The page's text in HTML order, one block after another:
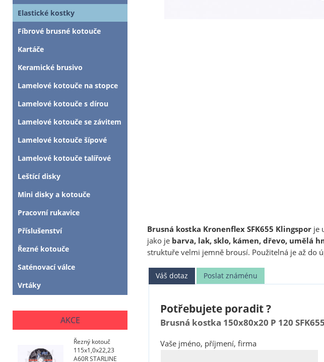
Brusná kostka Kronenflex SFK655 Klingspor je
jako je barva, lak, sklo, kámen, dřevo, umělá
struktuře velmi jemně brousí. Použitelná je až do
Váš dotaz Poslat známénu
Potřebujete poradit ?
Brusná kostka 150x80x20 P 120
Vaše jméno, příjmení, firma
Elastické kostky
Fíbrové brusné kotouče
Kartáče
Keramické brusivo
Lamelové kotouče na stopce
Lamelové kotouče s dírou
Lamelové kotouče se závitem
Lamelové kotouče šípové
Lamelové kotouče talířové
Leštící disky
Mini disky a kotouče
Pracovní rukavice
Příslušenství
Řezné kotouče
Saténovací válce
Vrtáky
AKCE
Řezný kotouč
115x1,0x22,23
A60R STARLINE